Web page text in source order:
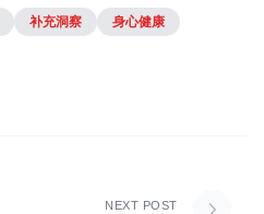
补充洞察 身心健康
NEXT POST